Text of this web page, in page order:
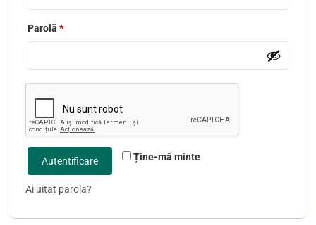
Parolă *
Ține-mă minte
Autentificare
Ai uitat parola?